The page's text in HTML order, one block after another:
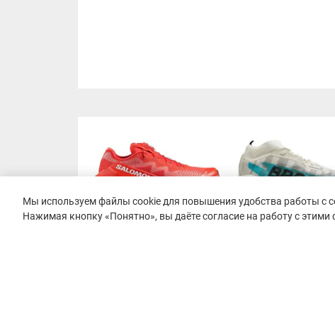
Мы используем файлы cookie для повышения удобства работы с
Нажимая кнопку «Понятно», вы даёте согласие на работу с